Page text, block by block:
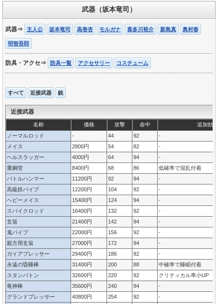
武器（坂本竜司）
武器⇒ 主人公 坂本竜司 高巻杏 モルガナ 喜多川裕介 新島真 奥村春
明智吾郎
防具・アクセ⇒ 防具一覧 アクセサリー コスチューム
すべて 近接武器 銃
近接武器
名称 価格 攻撃 命中
追加効果
ノーマルロッド
- 44 92
-
メイス
2800円 54 82
-
ヘルスラッガー
4000円 64 94
-
重鋼管
8400円 68 86
低確率で混乱付着
バトルハンマー
11200円 92 94
-
高級鉄パイプ
12200円 104 92
-
ヘビーメイス
15400円 124 94
-
スパイクロッド
16400円 132 92
-
玄翁
21400円 142 94
-
鬼パイプ
22000円 156 92
-
親方用玄翁
27000円 172 94
-
ガイアプレッサー
29400円 186 92
-
永遠の昏睡棒
31400円 200 88
中確率で睡眠付着
スタンバトン
32600円 220 92
クリティカル率小UP
竜神棒
35600円 240 94
-
グランドプレッサー
40800円 254 92
-